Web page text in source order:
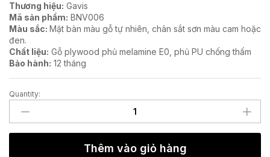
Thương hiệu: Gavis
Mã sản phẩm: BNV006
Màu sắc: Mặt bàn màu gỗ tự nhiên, chân sắt sơn màu cam hoặc
đen.
Chất liệu: Gỗ plywood phủ melamine E0, phủ PU chống thấm
Bảo hành: 12 tháng
Bàn
làm
việc
gỗ
Quantity:
Thêm vào giỏ hàng